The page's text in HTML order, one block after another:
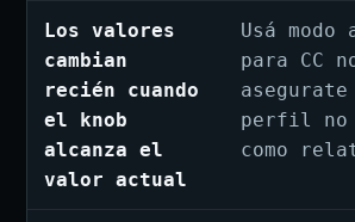
Los valores
cambian
recién cuando
el knob
alcanza el
valor actual
Usá modo
para CC
perfil
como